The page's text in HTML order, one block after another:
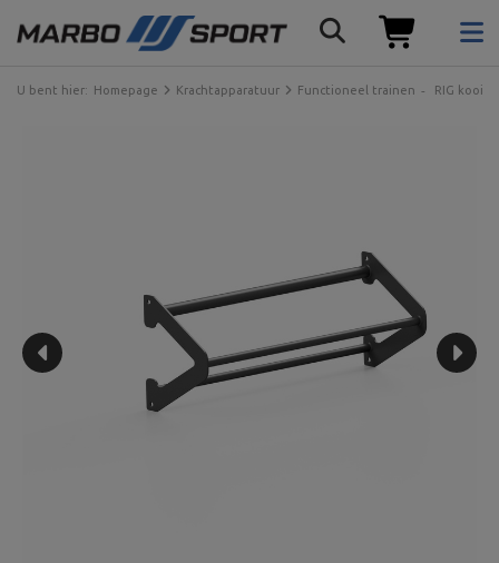
U bent hier: Homepage Krachtapparatuur Functioneel trainen RIG kooi